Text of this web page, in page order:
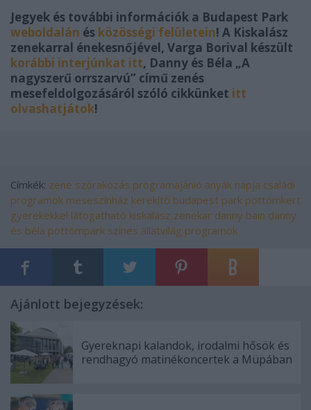
Jegyek és további információk a Budapest Park
weboldalán és közösségi felületein! A Kiskalász
zenekarral énekesnőjével, Varga Borival készült
korábbi interjúnkat itt, Danny és Béla „A
nagyszerű orrszarvú” című zenés
mesefeldolgozásáról szóló cikkünket itt
olvashatjátok!
Címkék: zene szórakozás programajánló anyák napja családi
programok meseszínház kerekítő budapest park pöttömkert
gyerekekkel látogatható kiskalász zenekar danny bain danny
és béla pöttömpark színes állatvilág programok
Ajánlott bejegyzések:
Gyereknapi kalandok, irodalmi hősök és
rendhagyó matinékoncertek a Müpában